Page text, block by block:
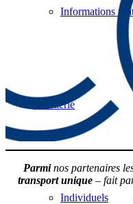
Informations
Billetterie
Individuels
Parminos partenaires
transport unique– fait